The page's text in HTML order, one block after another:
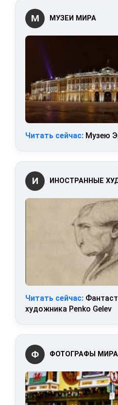
М МУЗЕИ МИРА
Читать сейчас: Музею
И ИНОСТРАННЫЕ
Читать сейчас:
художника Penko Gelev
Ф ФОТОГРАФЫ МИРА